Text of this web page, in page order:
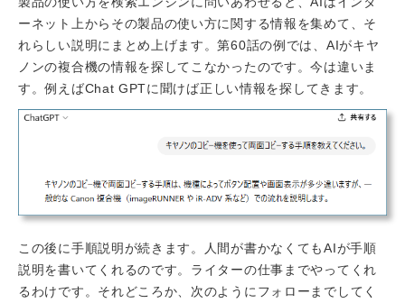
ーネット上からその製品の使い方に関する情報を集めて、そ
れらしい説明にまとめ上げます。第60話の例では、AIがキヤ
ノンの複合機の情報を探してこなかったのです。今は違いま
す。例えばChat GPTに聞けば正しい情報を探してきます。
この後に手順説明が続きます。人間が書かなくてもAIが手順
説明を書いてくれるのです。ライターの仕事までやってくれ
るわけです。それどころか、次のようにフォローまでしてく